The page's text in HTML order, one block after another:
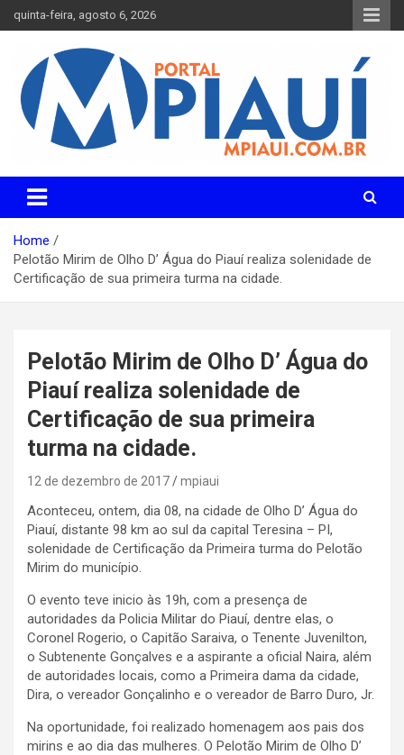
to
quinta-feira, agosto 6, 2026
Portal MPiauí
Parnaíba
Home
Pelotão Mirim de Olho D’ Água do Piauí realiza solenidade de
Certificação de sua primeira turma na cidade.
Pelotão Mirim de Olho D’ Água do
Piauí realiza solenidade de
Certificação de sua primeira
turma na cidade.
12 de dezembro de 2017 mpiaui
Aconteceu, ontem, dia 08, na cidade de Olho D’ Água do
Piauí, distante 98 km ao sul da capital Teresina – PI,
solenidade de Certificação da Primeira turma do Pelotão
Mirim do município.
O evento teve inicio às 19h, com a presença de
autoridades da Policia Militar do Piauí, dentre elas, o
Coronel Rogerio, o Capitão Saraiva, o Tenente Juvenilton,
o Subtenente Gonçalves e a aspirante a oficial Naira, além
de autoridades locais, como a Primeira dama da cidade,
Dira, o vereador Gonçalinho e o vereador de Barro Duro, Jr.
Na oportunidade, foi realizado homenagem aos pais dos
mirins e ao dia das mulheres. O Pelotão Mirim de Olho D’